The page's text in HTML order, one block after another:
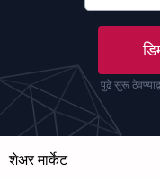
पुढे सुरू
शेअर मार्केट